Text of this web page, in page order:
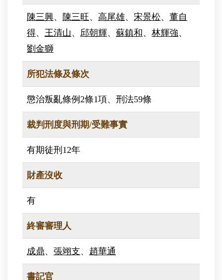
陳三興、 陳三旺、 高尾雄、 宋景松、 董自
得、 王清山 、 邱朝輝、 蘇鎮和 、 林輝強、
劉金獅
所犯法條及條次
懲治叛亂條例2條1項、刑法59條
裁判刑度與刑期/受難事實
有期徒刑12年
財產沒收
有
終審審理人
成鼎、 張翊支、 趙華通
書記官